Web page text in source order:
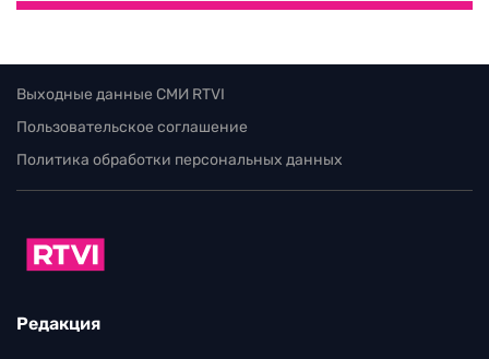
Выходные данные СМИ RTVI
Пользовательское соглашение
Политика обработки персональных данных
Редакция